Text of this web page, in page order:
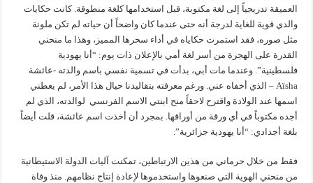
العميقة تدريجياً إلى لغة مكتوبة، قبل استخدامها كلغة منطوقة. كانت حكايات
والدي قوية للغاية لدرجة أنه حتى عندما كان واضحاً أن حياته لم تكن ملونة
مثل صوره، فقد استمرت حكاياه في أداء سحرها المميز، وهذا ما منحني
القدرة على الهجرة من أسر لغة أمي بالإعلان ذات يوم: “أنا يهودية
فلسطينية”. وعندما مات أبي، بدأت في تسمية نفسي باسم والدته -عائشة
Aïsha – الذي أخفاه عني. ورغم معرفته بتقاليدنا حيال هذا الأمر، لم يعطني
اسمها عند الولادة واقترح لاحقاً منح ابنتي الاسم الفرنسي لوالدته، الذي لم
أجده مكتوباً في أي ورقة من أوراقها. بمجرد أن أخذت اسم عائشة، قلت أيضاً
بلغة أجدادي: “أنا يهودية جزائرية”.
فقط من خلال حرماني من هذين الارتباطين، تمكنت آليات الدولة الاستيطانية
من منحني الهوية التي صنعوها واستخدموها لإعادة إنتاج نظامهم. منذ وفاة